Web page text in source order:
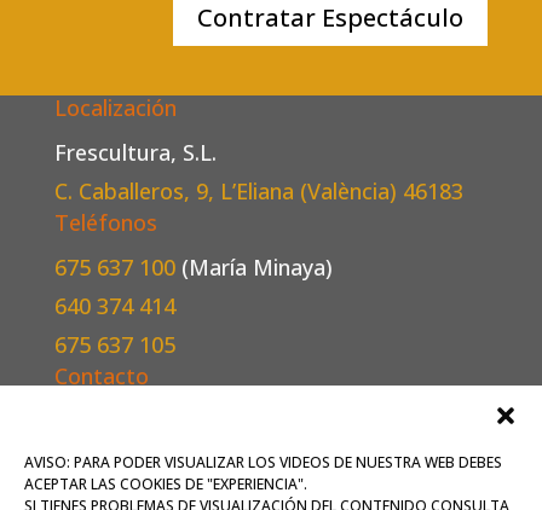
AVISO: PARA PODER VISUALIZAR LOS VIDEOS DE NUESTRA WEB DEBES
ACEPTAR LAS COOKIES DE "EXPERIENCIA".
SI TIENES PROBLEMAS DE VISUALIZACIÓN DEL CONTENIDO CONSULTA
Contratar Espectáculo
Localización
Frescultura, S.L.
C. Caballeros, 9, L’Eliana (València) 46183
Teléfonos
675 637 100 (María Minaya)
640 374 414
675 637 105
Contacto
oficina@frescultura.es.
Conoce mássobre nosotros.